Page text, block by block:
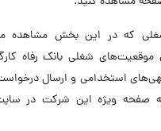
که در این بخش مشاهده
موقعیت‌های شغلی بانک رفاه
استخدامی و ارسال
به صفحه ویژه این شرکت در